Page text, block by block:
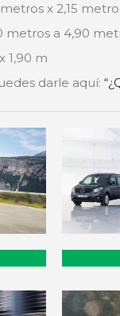
x 2,15
metros a 4,90
1,90 m
darle aquí: